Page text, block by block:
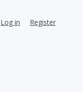
Log in Register